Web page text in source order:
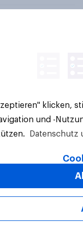
vorbehalten.
klicken,
und -
Datenschutz